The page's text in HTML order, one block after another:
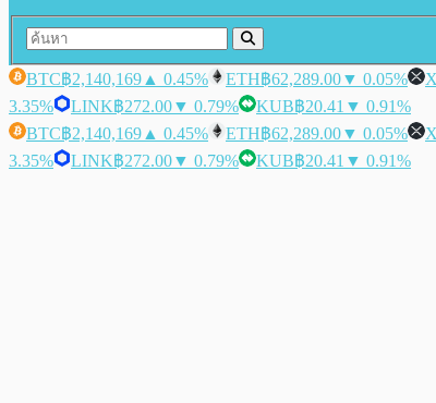
BTC฿2,140,169 ▲ 0.45% ETH฿62,289.00▼ 0.05%
3.35%
LINK฿272.00▼ 0.79% KUB฿20.41 ▼ 0.91%
BTC฿2,140,169 ▲ 0.45% ETH฿62,289.00▼ 0.05%
3.35%
LINK฿272.00▼ 0.79% KUB฿20.41 ▼ 0.91%